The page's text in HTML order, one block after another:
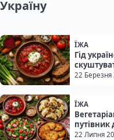
Україну
ЇЖА
Гід
22 Березня
ЇЖА
22 Липня